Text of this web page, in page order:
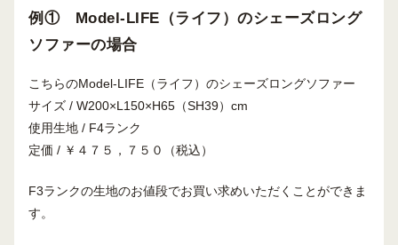
例① Model-LIFE（ライフ）のシェーズロング
ソファーの場合
こちらのModel-LIFE（ライフ）のシェーズロングソファー
サイズ / W200×L150×H65（SH39）cm
使用生地 / F4ランク
定価 / ￥４７５，７５０（税込）
F3ランクの生地のお値段でお買い求めいただくことができま
す。